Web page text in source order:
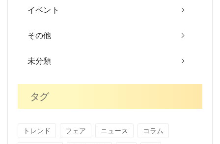
イベント
その他
未分類
タグ
トレンド フェア ニュース コラム